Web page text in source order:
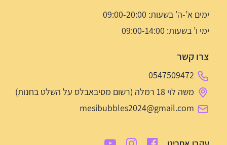
ימים א’-ה’ בשעות: 09:00-20:00
ימי ו’ בשעות: 09:00-14:00
צרו קשר
0547509472
משה לוי 18 רמלה (רשום מסיבאבלס על השלט בחנות)
mesibubbles2024@gmail.com